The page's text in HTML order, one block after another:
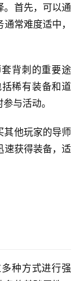
。首先，可以通
常难度适中，
背刺的重要途
稀有装备和道
与活动。
其他玩家的导师
速获得装备，适
种方式进行强